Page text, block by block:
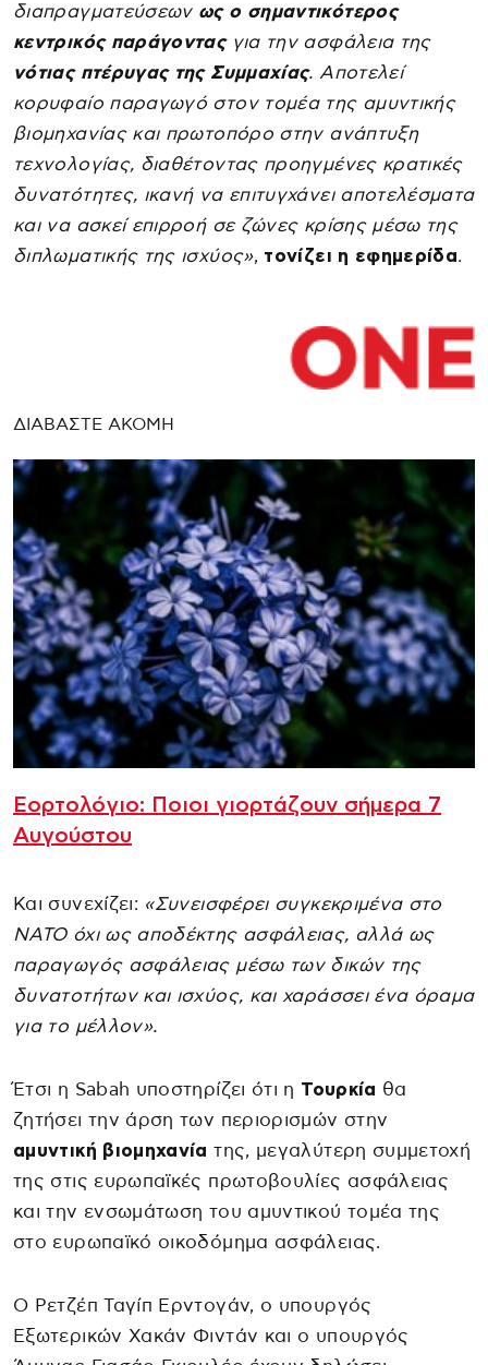
διαπραγματεύσεων ως ο σημαντικότερος
κεντρικός παράγονταςγια την ασφάλεια της
νότιας πτέρυγας της Συμμαχίας. Αποτελεί
κορυφαίο παραγωγό στον τομέα της αμυντικής
βιομηχανίας και πρωτοπόρο στην ανάπτυξη
τεχνολογίας, διαθέτοντας προηγμένες κρατικές
δυνατότητες, ικανή να επιτυγχάνει αποτελέσματα
και να ασκεί επιρροή σε ζώνες κρίσης μέσω της
διπλωματικής της ισχύος», τονίζει η εφημερίδα.
ΔΙΑΒΑΣΤΕ ΑΚΟΜΗ
Εορτολόγιο: Ποιοι γιορτάζουν σήμερα 7
Αυγούστου
Και συνεχίζει: «Συνεισφέρει συγκεκριμένα στο
ΝΑΤΟ όχι ως αποδέκτης ασφάλειας, αλλά ως
παραγωγός ασφάλειας μέσω των δικών της
δυνατοτήτων και ισχύος, και χαράσσει ένα όραμα
για το μέλλον».
Έτσι η Sabah υποστηρίζει ότι η Τουρκία θα
ζητήσει την άρση των περιορισμών στην
αμυντική βιομηχανία της, μεγαλύτερη συμμετοχή
της στις ευρωπαϊκές πρωτοβουλίες ασφάλειας
και την ενσωμάτωση του αμυντικού τομέα της
στο ευρωπαϊκό οικοδόμημα ασφάλειας.
Ο Ρετζέπ Ταγίπ Ερντογάν, ο υπουργός
Εξωτερικών Χακάν Φιντάν και ο υπουργός